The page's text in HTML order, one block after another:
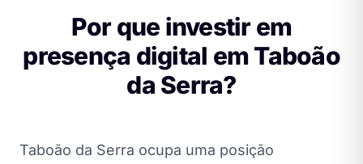
Por que investir em
presença digital em Taboão
da Serra?
Taboão da Serra ocupa uma posição